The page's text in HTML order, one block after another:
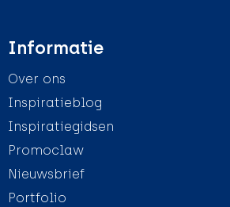
Informatie
Over ons
Inspiratieblog
Inspiratiegidsen
Promoclaw
Nieuwsbrief
Portfolio